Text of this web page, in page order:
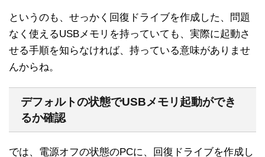
というのも、せっかく回復ドライブを作成した、問題
なく使えるUSBメモリを持っていても、実際に起動さ
せる手順を知らなければ、持っている意味がありませ
んからね。
デフォルトの状態でUSBメモリ起動ができ
るか確認
では、電源オフの状態のPCに、回復ドライブを作成し